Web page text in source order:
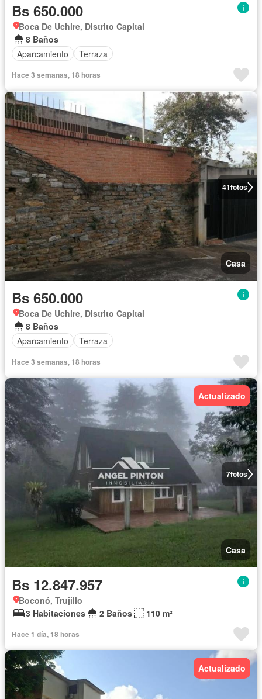
Bs 650.000
Boca De Uchire, Distrito Capital
8 Baños
Aparcamiento
Terraza
Hace 3 semanas, 18 horas
41fotos
Casa
Bs 650.000
Boca De Uchire, Distrito Capital
8 Baños
Aparcamiento
Terraza
Hace 3 semanas, 18 horas
7fotos
Actualizado
Casa
Bs 12.847.957
Boconó, Trujillo
3 Habitaciones
2 Baños 110 m²
Hace 1 día, 18 horas
Actualizado